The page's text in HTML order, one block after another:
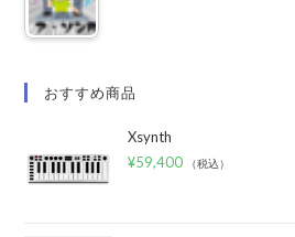
おすすめ商品
Xsynth
¥59,400 （税込）